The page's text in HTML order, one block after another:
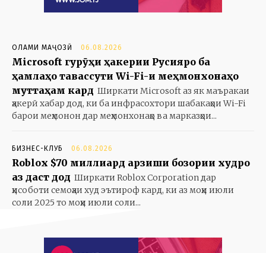
ОЛАМИ МАҶОЗӢ 06.08.2026
Microsoft гурӯҳи ҳакерии Русияро ба
ҳамлаҳо тавассути Wi-Fi-и меҳмонхонаҳо
муттаҳам кард Ширкати Microsoft аз як маъракаи
ҳакерӣ хабар дод, ки ба инфрасохтори шабакаҳои Wi-Fi
барои меҳмонон дар меҳмонхонаҳо ва марказҳои...
БИЗНЕС-КЛУБ 06.08.2026
Roblox $70 миллиард арзиши бозории худро
аз даст дод Ширкати Roblox Corporation дар
ҳисоботи семоҳаи худ эътироф кард, ки аз моҳи июли
соли 2025 то моҳи июли соли...